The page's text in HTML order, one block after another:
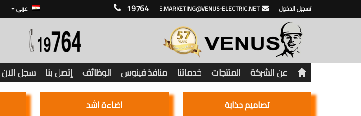
19764 E.MARKETING@VENUS-ELECTRIC.NET تسجيل الدخول عربي
عن الشركة المنتجات خدماتنا منافذ فينوس الوظائف إتصل بنا سجل الان
تصاميم جذابة اضاءة اشد